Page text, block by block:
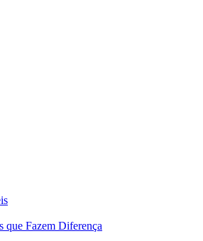
que Fazem Diferença